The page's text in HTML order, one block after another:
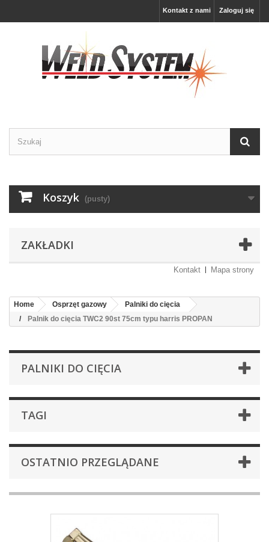
Zaloguj się
Kontakt z nami
Koszyk (pusty)
ZAKŁADKI
Kontakt Mapa strony
Home Osprzęt gazowy
Palniki do cięcia
Palnik do cięcia TWC2 90st 75cm typu harris PROPAN
PALNIKI DO CIĘCIA
TAGI
OSTATNIO PRZEGLĄDANE